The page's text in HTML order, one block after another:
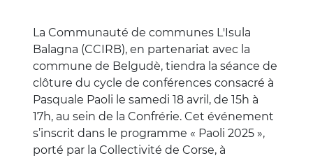
La Communauté de communes L'Isula
Balagna (CCIRB), en partenariat avec la
commune de Belgudè, tiendra la séance de
clôture du cycle de conférences consacré à
Pasquale Paoli le samedi 18 avril, de 15h à
17h, au sein de la Confrérie. Cet événement
s’inscrit dans le programme « Paoli 2025 »,
porté par la Collectivité de Corse, à